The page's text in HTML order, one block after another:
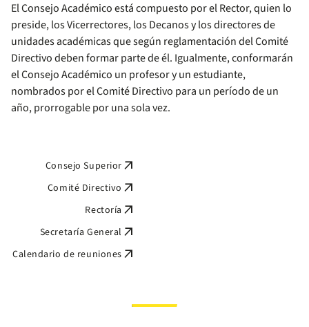
El Consejo Académico está compuesto por el Rector, quien lo
preside, los Vicerrectores, los Decanos y los directores de
unidades académicas que según reglamentación del Comité
Directivo deben formar parte de él. Igualmente, conformarán
el Consejo Académico un profesor y un estudiante,
nombrados por el Comité Directivo para un período de un
año, prorrogable por una sola vez.
Consejo Superior arrow_outward
Comité Directivo arrow_outward
Rectoría arrow_outward
Secretaría General arrow_outward
Calendario de reuniones arrow_outward